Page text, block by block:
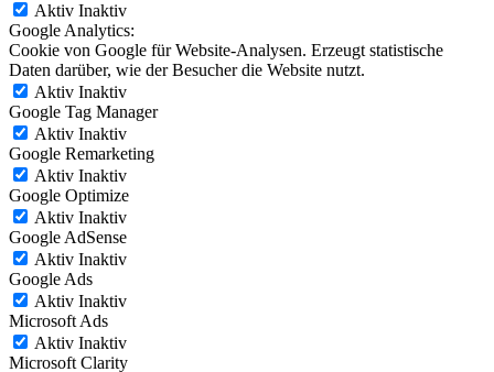
Aktiv Inaktiv
Google Analytics:
Cookie von Google für Website-Analysen. Erzeugt statistische
Daten darüber, wie der Besucher die Website nutzt.
Aktiv Inaktiv
Google Tag Manager
Aktiv Inaktiv
Google Remarketing
Aktiv Inaktiv
Google Optimize
Aktiv Inaktiv
Google AdSense
Aktiv Inaktiv
Google Ads
Aktiv Inaktiv
Microsoft Ads
Aktiv Inaktiv
Microsoft Clarity